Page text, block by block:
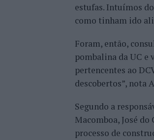
estufas. Intuímos
como tinham ido
Foram, então,
pombalina da UC e
pertencentes ao
descobertos”, nota
Segundo a
Macomboa, José
processo de